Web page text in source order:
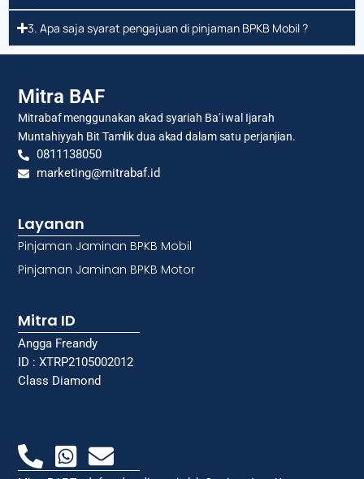
3. Apa saja syarat pengajuan di pinjaman BPKB Mobil ?
Mitra BAF
Mitrabaf menggunakan akad syariah Ba’i wal Ijarah
Muntahiyyah Bit Tamlik dua akad dalam satu perjanjian.
0811138050
marketing@mitrabaf.id
Layanan
Pinjaman Jaminan BPKB Mobil
Pinjaman Jaminan BPKB Motor
Mitra ID
Angga Freandy
ID : XTRP2105002012
Class Diamond